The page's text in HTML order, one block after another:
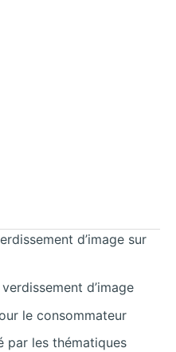
d’image sur
d’image
le consommateur
par les thématiques